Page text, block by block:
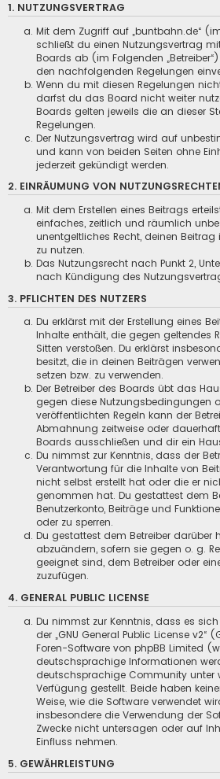
1. NUTZUNGSVERTRAG
Mit dem Zugriff auf „buntbahn.de“
schließt du einen Nutzungsvertrag
Boards ab (im Folgenden
den nachfolgenden Regelungen
Wenn du mit diesen Regelungen
darfst du das Board nicht weiter
Boards gelten jeweils die an dieser
Regelungen.
Der Nutzungsvertrag wird auf
und kann von beiden Seiten ohne
jederzeit gekündigt werden.
2. EINRÄUMUNG VON
Mit dem Erstellen eines Beitrags
einfaches, zeitlich und räumlich
unentgeltliches Recht, deinen
zu nutzen.
Das Nutzungsrecht nach Punkt 2,
nach Kündigung des
3. PFLICHTEN DES NUTZERS
Du erklärst mit der Erstellung eines
Inhalte enthält, die gegen geltendes
Sitten verstoßen. Du erklärst
besitzt, die in deinen Beiträgen
setzen bzw. zu verwenden.
Der Betreiber des Boards übt das
gegen diese Nutzungsbedingungen
veröffentlichten Regeln kann der
Abmahnung zeitweise oder
Boards ausschließen und dir ein
Du nimmst zur Kenntnis, dass der
Verantwortung für die Inhalte von
nicht selbst erstellt hat oder die er
genommen hat. Du gestattest dem
Benutzerkonto, Beiträge und
oder zu sperren.
Du gestattest dem Betreiber darüber
abzuändern, sofern sie gegen o. g.
geeignet sind, dem Betreiber oder
zuzufügen.
4. GENERAL PUBLIC LICENSE
Du nimmst zur Kenntnis, dass es
der „GNU General Public License v2“
Foren-Software von phpBB Limited
deutschsprachige Informationen
deutschsprachige Community unter
Verfügung gestellt. Beide haben
Weise, wie die Software verwendet
insbesondere die Verwendung der
Zwecke nicht untersagen oder auf
Einfluss nehmen.
5. GEWÄHRLEISTUNG